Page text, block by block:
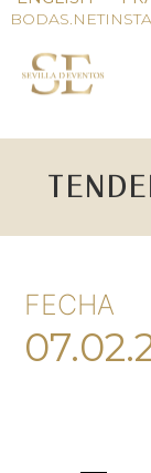
BODAS.NET
FECHA